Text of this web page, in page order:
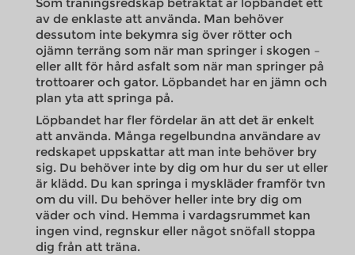
av de enklaste att använda. Man behöver
dessutom inte bekymra sig över rötter och
ojämn terräng som när man springer i skogen –
eller allt för hård asfalt som när man springer på
trottoarer och gator. Löpbandet har en jämn och
plan yta att springa på.
Löpbandet har fler fördelar än att det är enkelt
att använda. Många regelbundna användare av
redskapet uppskattar att man inte behöver bry
sig. Du behöver inte by dig om hur du ser ut eller
är klädd. Du kan springa i myskläder framför tvn
om du vill. Du behöver heller inte bry dig om
väder och vind. Hemma i vardagsrummet kan
ingen vind, regnskur eller något snöfall stoppa
dig från att träna.